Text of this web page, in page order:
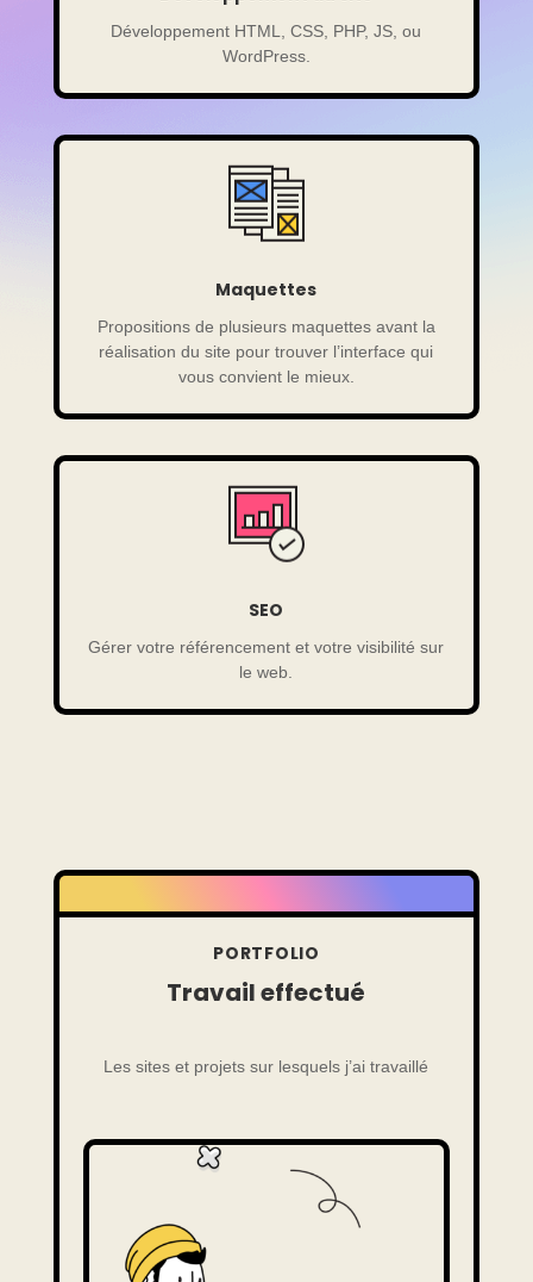
Développement HTML, CSS, PHP, JS, ou
WordPress.
Maquettes
Propositions de plusieurs maquettes avant la
réalisation du site pour trouver l’interface qui
vous convient le mieux.
SEO
Gérer votre référencement et votre visibilité sur
le web.
PORTFOLIO
Travail effectué
Les sites et projets sur lesquels j’ai travaillé